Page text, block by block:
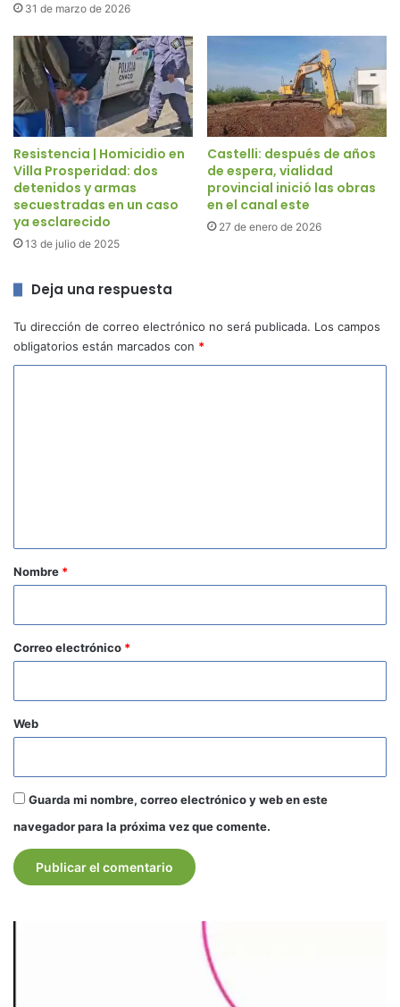
31 de marzo de 2026
Resistencia | Homicidio en
Villa Prosperidad: dos
detenidos y armas
secuestradas en un caso
ya esclarecido
13 de julio de 2025
Castelli: después de años
de espera, vialidad
provincial inició las obras
en el canal este
27 de enero de 2026
Deja una respuesta
Tu dirección de correo electrónico no será publicada. Los campos
obligatorios están marcados con *
r
o
*
Nombre *
Correo electrónico *
Web
Guarda mi nombre, correo electrónico y web en este
navegador para la próxima vez que comente.